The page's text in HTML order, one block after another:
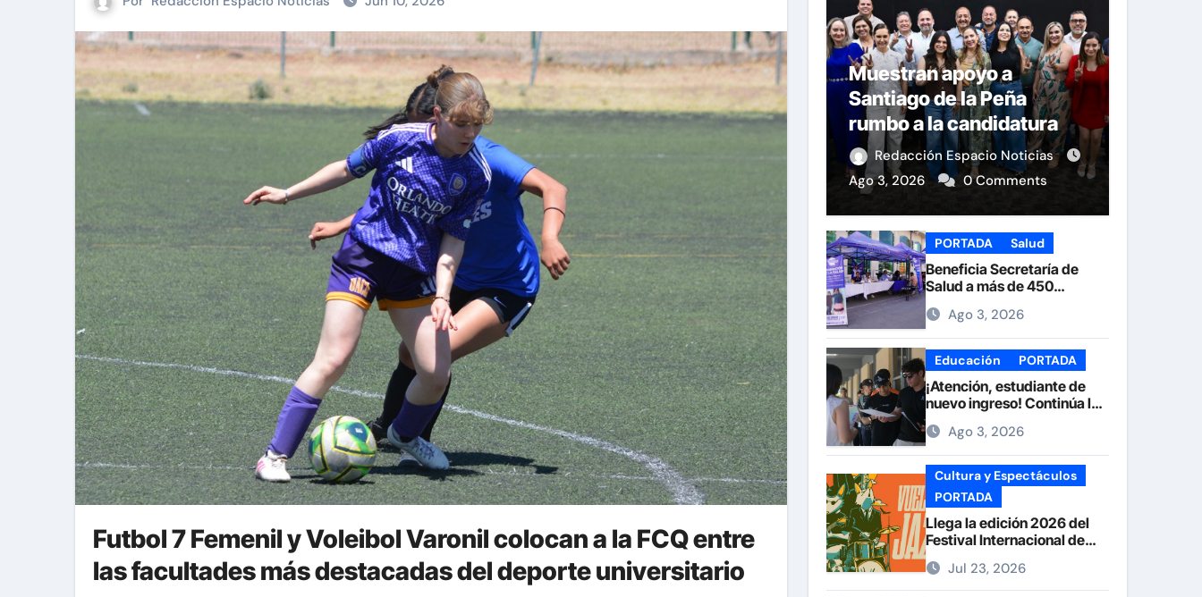
Futbol 7 Femenil y Voleibol Varonil colocan a la FCQ entre
las facultades más destacadas del deporte universitario
Muestran apoyo a
Santiago de la Peña
rumbo a la candidatura
del PAN a la Presidencia
Municipal
Redacción Espacio Noticias
Ago 3, 2026
0 Comments
PORTADA Salud
Beneficia Secretaría de
Salud a más de 450
personas durante la Feria
de la Salud en la Plaza de
Armas
Ago 3, 2026
Educación PORTADA
¡Atención, estudiante de
nuevo ingreso! Continúa la
recepción de documentos
en la UACH.
Ago 3, 2026
Cultura y Espectáculos
PORTADA
Llega la edición 2026 del
Festival Internacional de
Jazz Armando Nuñez
Jul 23, 2026